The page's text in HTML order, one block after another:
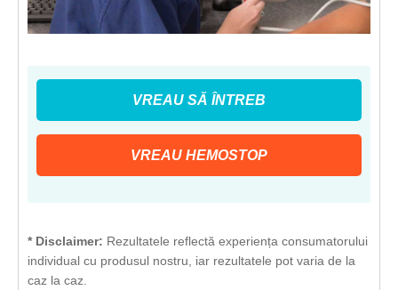
VREAU SĂ ÎNTREB
VREAU HEMOSTOP
* Disclaimer: Rezultatele reflectă experiența consumatorului
individual cu produsul nostru, iar rezultatele pot varia de la
caz la caz.